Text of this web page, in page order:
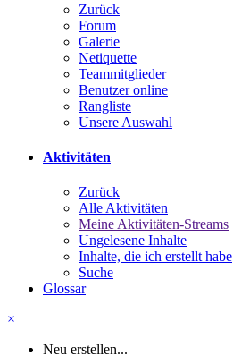
Zurück
Forum
Galerie
Netiquette
Teammitglieder
Benutzer online
Rangliste
Unsere Auswahl
Aktivitäten
Zurück
Alle Aktivitäten
Meine Aktivitäten-Streams
Ungelesene Inhalte
Inhalte, die ich erstellt habe
Suche
Glossar
×
Neu erstellen...